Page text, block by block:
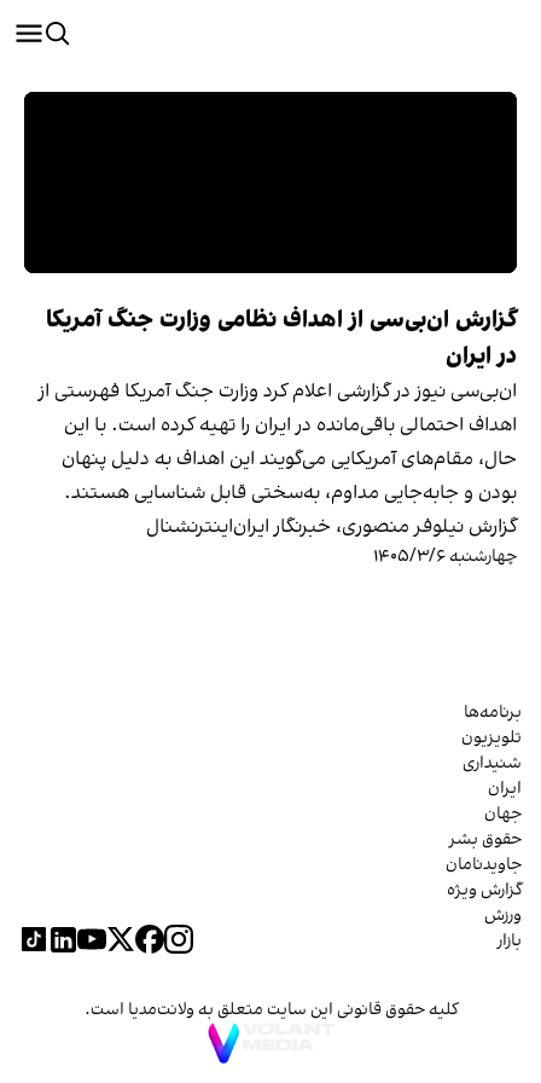
گزارش ان‌بی‌سی از اهداف نظامی وزارت جنگ آمریکا
در ایران
ان‌بی‌سی نیوز در گزارشی اعلام کرد وزارت جنگ آمریکا فهرستی از
اهداف احتمالی باقی‌مانده در ایران را تهیه کرده است. با این
حال، مقام‌های آمریکایی می‌گویند این اهداف به دلیل پنهان
بودن و جابه‌جایی مداوم، به‌سختی قابل شناسایی هستند.
گزارش نیلوفر منصوری، خبرنگار ایران‌اینترنشنال
چهارشنبه ۱۴۰۵/۳/۶
برنامه‌ها
تلویزیون
شنیداری
ایران
جهان
حقوق بشر
جاویدنامان
گزارش ویژه
ورزش
بازار
کلیه حقوق قانونی این سایت متعلق به ولانت‌مدیا است.